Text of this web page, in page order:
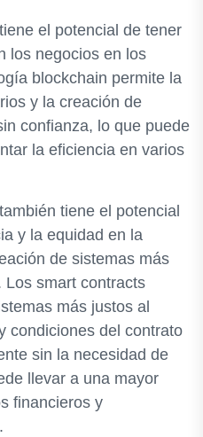
el potencial de tener
los negocios en los
blockchain permite la
y la creación de
confianza, lo que puede
la eficiencia en varios
tiene el potencial
y la equidad en la
de sistemas más
Los smart contracts
más justos al
condiciones del contrato
sin la necesidad de
llevar a una mayor
financieros y